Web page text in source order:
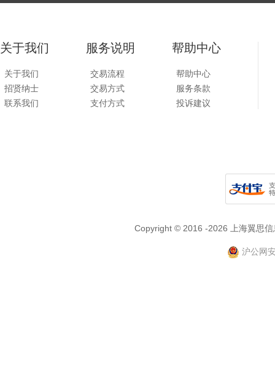
关于我们
关于我们
招贤纳士
联系我们
服务说明
交易流程
交易方式
支付方式
帮助中心
帮助中心
服务条款
投诉建议
Copyright © 2016 -2026 上海翼思
沪公网